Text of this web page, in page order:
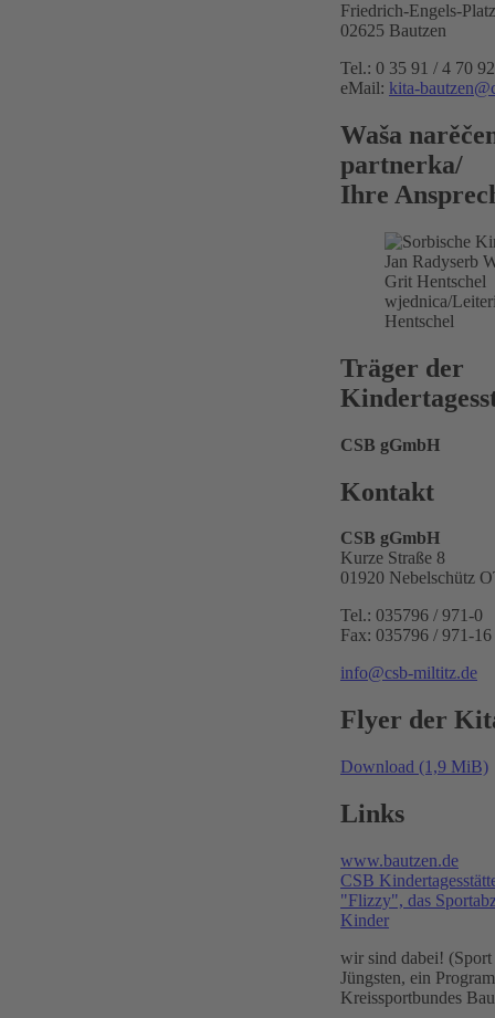
Friedrich-Engels-
02625 Bautzen
Tel.: 0 35 91 / 4 70 92
eMail: kita-
Waša
partnerka/
Ihre
wjednica/
Hentschel
Träger der
CSB gGmbH
Kontakt
CSB gGmbH
Kurze Straße 8
01920 Nebelschütz
Tel.: 035796 / 971-0
Fax: 035796 / 971-16
info@csb-miltitz.de
Flyer der
Download (1,9 MiB)
Links
www.bautzen.de
CSB
"Flizzy", das
Kinder
wir sind dabei!
Jüngsten, ein
Kreissportbundes